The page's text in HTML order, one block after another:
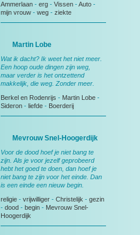
Ammerlaan - erg - Vissen -Auto -
mijn vrouw - weg - ziekte
Martin Lobe
Wat ik dacht? Ik weet het niet meer.
Een hoop oude dingen zijn weg,
maar verder is het ontzettend
makkelijk, die weg. Zonder meer.
Berkel en Rodenrijs - Martin Lobe -
Sideron - liefde - Boerderij
Mevrouw Snel-Hoogerdijk
Voor de dood hoef je niet bang te
zijn. Als je voor jezelf geprobeerd
hebt het goed te doen, dan hoef je
niet bang te zijn voor het einde. Dan
is een einde een nieuw begin.
religie - vrijwilliger - Christelijk - gezin
- dood - begin - Mevrouw Snel-
Hoogerdijk